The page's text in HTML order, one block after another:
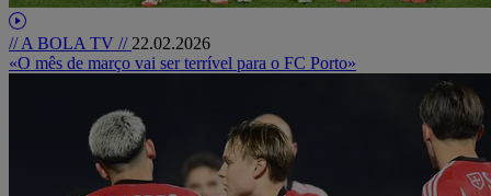
// A BOLA TV // 22.02.2026
«O mês de março vai ser terrível para o FC Porto»